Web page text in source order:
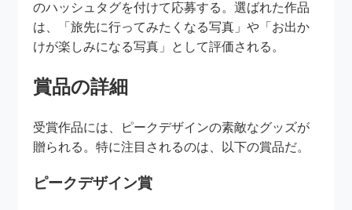
のハッシュタグを付けて応募する。選ばれた作品
は、「旅先に行ってみたくなる写真」や「お出か
けが楽しみになる写真」として評価される。
賞品の詳細
受賞作品には、ピークデザインの素敵なグッズが
贈られる。特に注目されるのは、以下の賞品だ。
ピークデザイン賞